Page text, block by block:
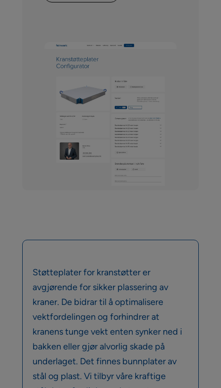
Støtteplater for kranstøtter er
avgjørende for sikker plassering av
kraner. De bidrar til å optimalisere
vektfordelingen og forhindrer at
kranens tunge vekt enten synker ned i
bakken eller gjør alvorlig skade på
underlaget. Det finnes bunnplater av
stål og plast. Vi tilbyr våre kraftige